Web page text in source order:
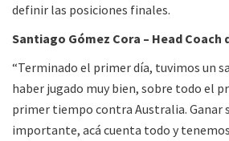
definir las posiciones finales.
Santiago Gómez Cora – Head Coach
“Terminado el primer día, tuvimos un
haber jugado muy bien, sobre todo el
primer tiempo contra Australia. Ganar
importante, acá cuenta todo y